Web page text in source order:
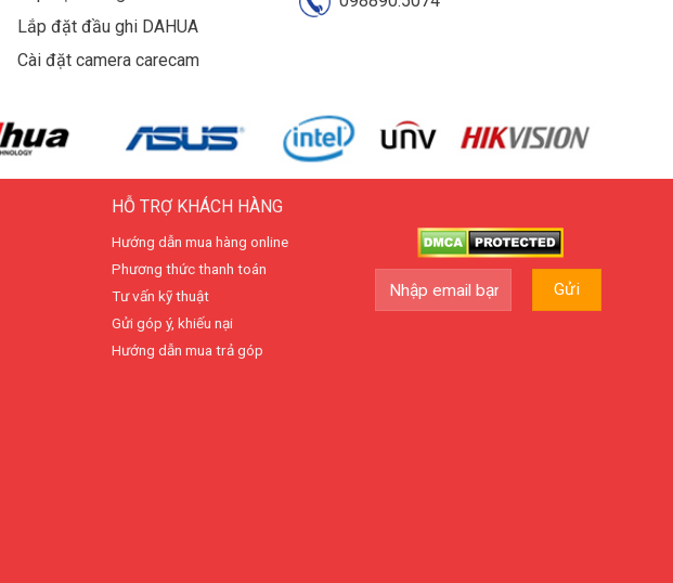
Lắp đặt đầu ghi DAHUA
Cài đặt camera carecam
HỖ TRỢ KHÁCH HÀNG
Hướng dẫn mua hàng online
Phương thức thanh toán
Tư vấn kỹ thuật
Gửi góp ý, khiếu nại
Hướng dẫn mua trả góp